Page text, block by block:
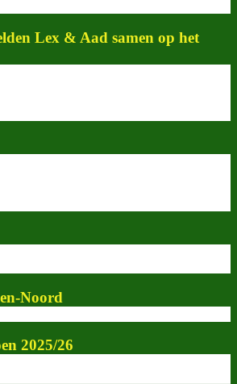
Lex & Aad samen op het
Noord
2025/26